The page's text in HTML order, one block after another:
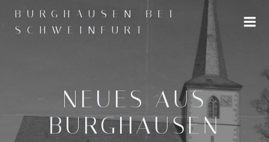
Inhalt
springen
BURGHAUSEN BEI
SCHWEINFURT
NEUES AUS
BURGHAUSEN